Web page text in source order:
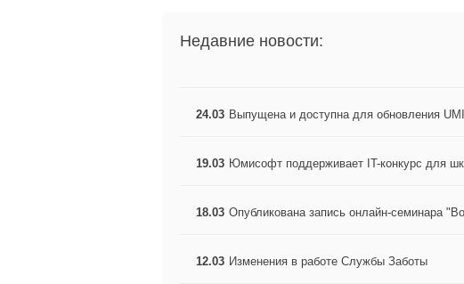
Недавние новости:
24.03 Выпущена и доступна для обновления
19.03 Юмисофт поддерживает IT-конкурс для
18.03 Опубликована запись онлайн-семинара
12.03 Изменения в работе Службы Заботы